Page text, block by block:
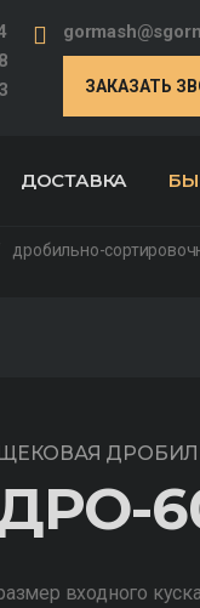
ЗАКАЗАТЬ
ДОСТАВКА
дробильно-
входного